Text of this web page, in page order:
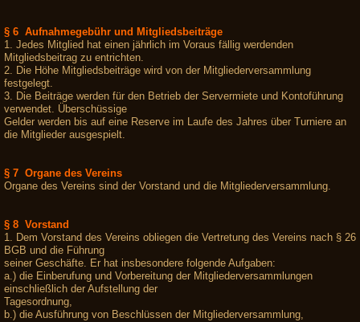
§ 6 Aufnahmegebühr und Mitgliedsbeiträge
1. Jedes Mitglied hat einen jährlich im Voraus fällig werdenden
Mitgliedsbeitrag zu entrichten.
2. Die Höhe Mitgliedsbeiträge wird von der Mitgliederversammlung
festgelegt.
3. Die Beiträge werden für den Betrieb der Servermiete und Kontoführung
verwendet. Überschüssige
Gelder werden bis auf eine Reserve im Laufe des Jahres über Turniere an
die Mitglieder ausgespielt.
§ 7 Organe des Vereins
Organe des Vereins sind der Vorstand und die Mitgliederversammlung.
§ 8 Vorstand
1. Dem Vorstand des Vereins obliegen die Vertretung des Vereins nach § 26
BGB und die Führung
seiner Geschäfte. Er hat insbesondere folgende Aufgaben:
a.) die Einberufung und Vorbereitung der Mitgliederversammlungen
einschließlich der Aufstellung der
Tagesordnung,
b.) die Ausführung von Beschlüssen der Mitgliederversammlung,